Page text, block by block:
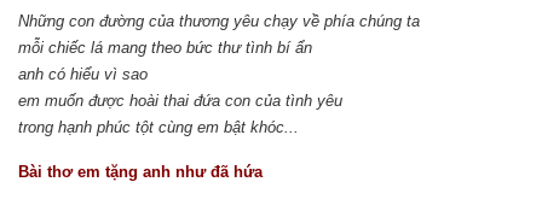
Những con đường của thương yêu chạy về phía chúng ta
mỗi chiếc lá mang theo bức thư tình bí ẩn
anh có hiểu vì sao
em muốn được hoài thai đứa con của tình yêu
trong hạnh phúc tột cùng em bật khóc...
Bài thơ em tặng anh như đã hứa